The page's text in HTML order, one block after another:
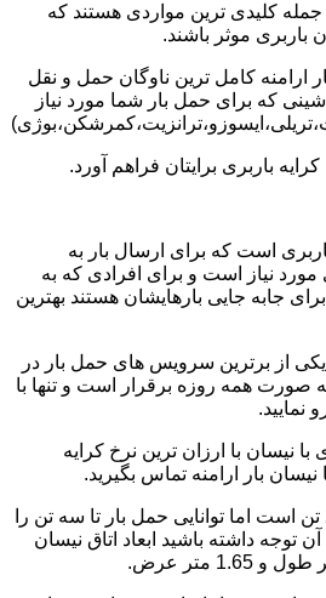
جمله کلیدی ترین مواردی هستند که
باربری موثر باشند.
ارامنه کامل ترین ناوگان حمل و نقل
که برای حمل بار شما مورد نیاز
کرایه باربری برایتان فراهم آورد.
است که برای ارسال بار به
نیاز است و برای افرادی که به
جابه جایی بارهایشان هستند بهترین
از برترین سرویس های حمل بار در
صورت همه روزه برقرار است و تنها با
نمایید.
نیسان با ارزان ترین نرخ کرایه
نیسان بار ارامنه تماس بگیرید.
ظرفیت نیسان ها معمولا 2 تن است اما توانایی حمل بار تا سه تن را
آن توجه داشته باشید ابعاد اتاق نیسان